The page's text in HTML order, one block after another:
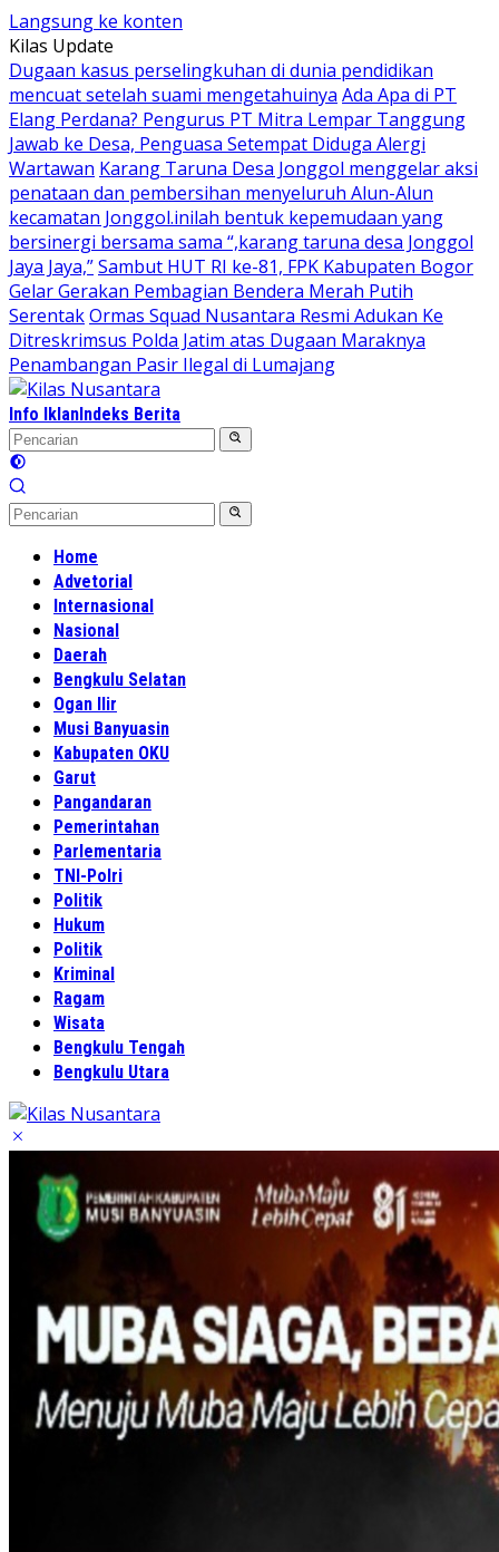
Langsung ke konten
Kilas Update
Dugaan kasus perselingkuhan di dunia pendidikan
mencuat setelah suami mengetahuinya Ada Apa di PT
Elang Perdana? Pengurus PT Mitra Lempar Tanggung
Jawab ke Desa, Penguasa Setempat Diduga Alergi
Wartawan Karang Taruna Desa Jonggol menggelar aksi
penataan dan pembersihan menyeluruh Alun-Alun
kecamatan Jonggol.inilah bentuk kepemudaan yang
bersinergi bersama sama “,karang taruna desa Jonggol
Jaya Jaya,”Sambut HUT RI ke-81, FPK Kabupaten Bogor
Gelar Gerakan Pembagian Bendera Merah Putih
SerentakOrmas Squad Nusantara Resmi Adukan Ke
Ditreskrimsus Polda Jatim atas Dugaan Maraknya
Penambangan Pasir Ilegal di Lumajang
Info IklanIndeks Berita
Home
Advetorial
Internasional
Nasional
Daerah
Bengkulu Selatan
Ogan Ilir
Musi Banyuasin
Kabupaten OKU
Garut
Pangandaran
Pemerintahan
Parlementaria
TNI-Polri
Politik
Hukum
Politik
Kriminal
Ragam
Wisata
Bengkulu Tengah
Bengkulu Utara